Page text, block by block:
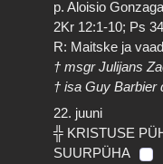
p. Aloisio
2Kr 12:1-10; Ps
R: Maitske ja
† msgr Julijans
† isa Guy Barbier
22. juuni
╬ KRISTUSE
SUURPÜHA